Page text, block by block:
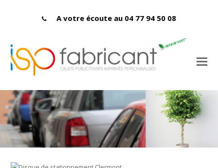
A votre écoute au 04 77 94 50 08